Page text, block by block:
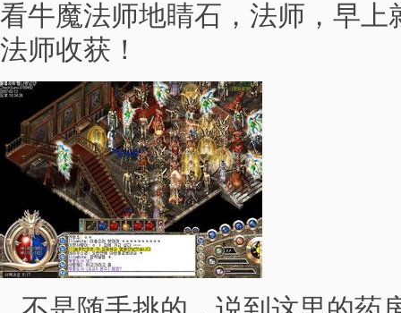
看牛魔法师地睛石，法师，早上
法师收获！